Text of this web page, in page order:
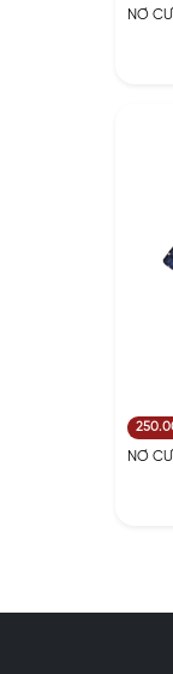
NƠ
NƠ